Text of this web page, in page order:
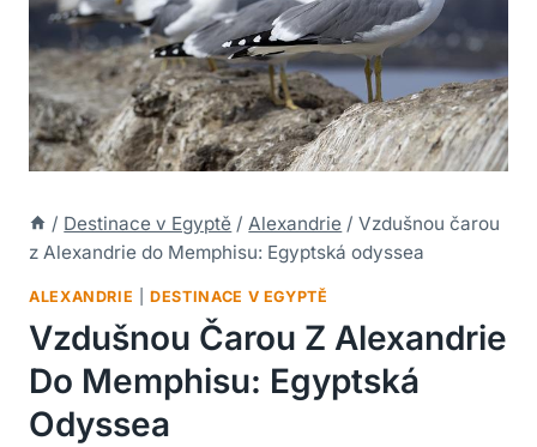
/ Destinace v Egyptě / Alexandrie / Vzdušnou čarou
z Alexandrie do Memphisu: Egyptská odyssea
ALEXANDRIE |DESTINACE V EGYPTĚ
Vzdušnou Čarou Z Alexandrie
Do Memphisu: Egyptská
Odyssea